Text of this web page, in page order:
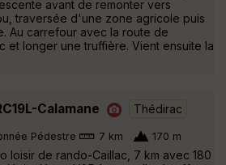
avant de remonter vers
traversée d'une zone agricole puis
Au carrefour avec la route de
et longer une truffière. Vient ensuite la
Calamane Thédirac
Pédestre 7 km 170 m
loisir de rando-Caillac, 7 km avec 180